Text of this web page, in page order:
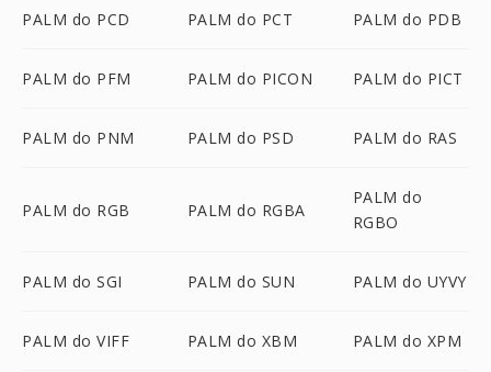
PALM do PCD PALM do PCT PALM do PDB
PALM do PFM PALM do PICON PALM do PICT
PALM do PNM PALM do PSD PALM do RAS
PALM do RGB PALM do RGBA
PALM do
RGBO
PALM do SGI PALM do SUN PALM do UYVY
PALM do VIFF PALM do XBM PALM do XPM